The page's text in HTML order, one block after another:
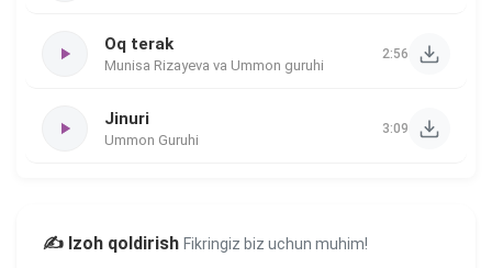
Oq terak
Munisa Rizayeva va Ummon guruhi
2:56
Jinuri
Ummon Guruhi
3:09
✍️ Izoh qoldirish Fikringiz biz uchun muhim!